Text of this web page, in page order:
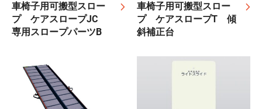
車椅子用可搬型スロー
プ ケアスロープJC
専用スロープパーツB
車椅子用可搬型スロー
プ ケアスロープT 傾
斜補正台